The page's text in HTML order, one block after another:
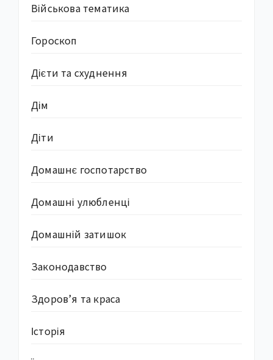
Військова тематика
Гороскоп
Дієти та схуднення
Дім
Діти
Домашнє госпотарство
Домашні улюбленці
Домашній затишок
Законодавство
Здоров’я та краса
Історія